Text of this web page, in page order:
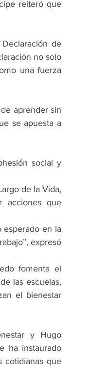
reiteró que
de
no solo
una fuerza
aprender sin
se apuesta a
social y
de la Vida,
acciones que
esperado en la
expresó
fomenta el
las escuelas,
el bienestar
y Hugo
ha instaurado
cotidianas que